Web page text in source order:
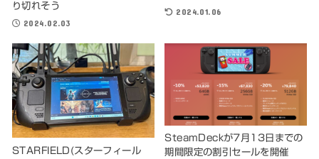
り切れそう
2024.02.03
2024.01.06
STARFIELD(スターフィール
SteamDeckが7月13日までの
期間限定の割引セールを開催